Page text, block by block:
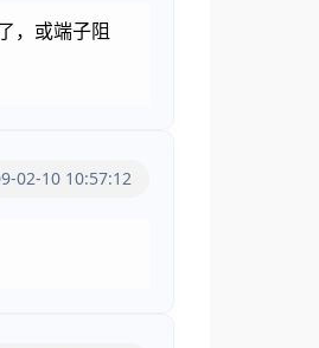
，或端子阻
02-10 10:57:12